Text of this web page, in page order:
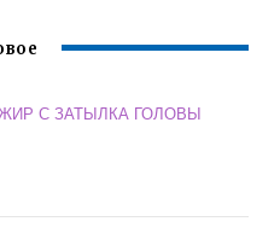
С ЗАТЫЛКА ГОЛОВЫ